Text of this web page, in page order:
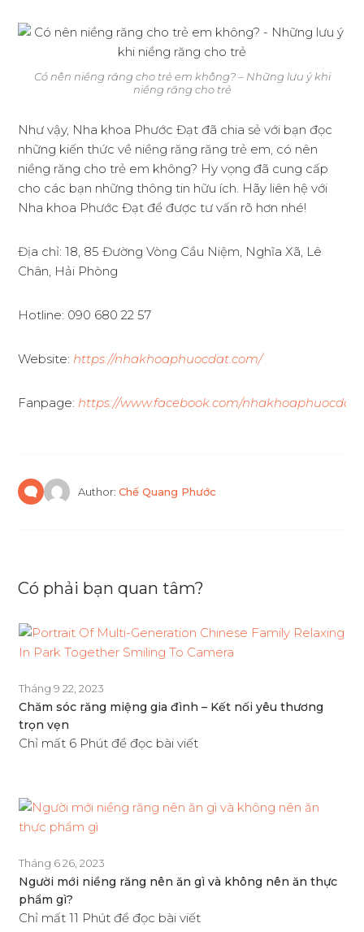
Có nên niềng răng cho trẻ em không? – Những lưu ý khi
niềng răng cho trẻ
Như vậy, Nha khoa Phước Đạt đã chia sẻ với bạn đọc
những kiến thức về niềng răng răng trẻ em, có nên
niềng răng cho trẻ em không? Hy vọng đã cung cấp
cho các bạn những thông tin hữu ích. Hãy liên hệ với
Nha khoa Phước Đạt để được tư vấn rõ hơn nhé!
Địa chỉ: 18, 85 Đường Vòng Cầu Niệm, Nghĩa Xã, Lê
Chân, Hải Phòng
Hotline: 090 680 22 57
Website: https://nhakhoaphuocdat.com/
Fanpage: https://www.facebook.com/nhakhoaphuocdat
Author: Chế Quang Phước
Có phải bạn quan tâm?
Tháng 9 22, 2023
Chăm sóc răng miệng gia đình – Kết nối yêu thương
trọn vẹn
Chỉ mất 6 Phút để đọc bài viết
Tháng 6 26, 2023
Người mới niềng răng nên ăn gì và không nên ăn thực
phẩm gì?
Chỉ mất 11 Phút để đọc bài viết